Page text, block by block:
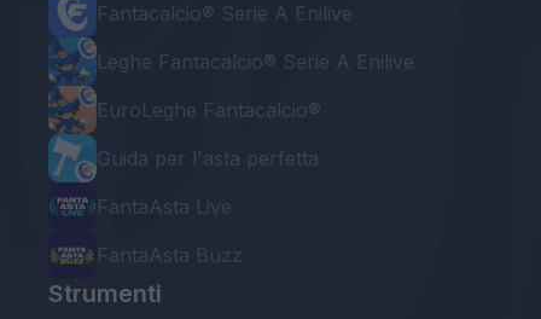
Fantacalcio® Serie A Enilive
Leghe Fantacalcio® Serie A Enilive
EuroLeghe Fantacalcio®
Guida per l'asta perfetta
FantaAsta Live
FantaAsta Buzz
Strumenti